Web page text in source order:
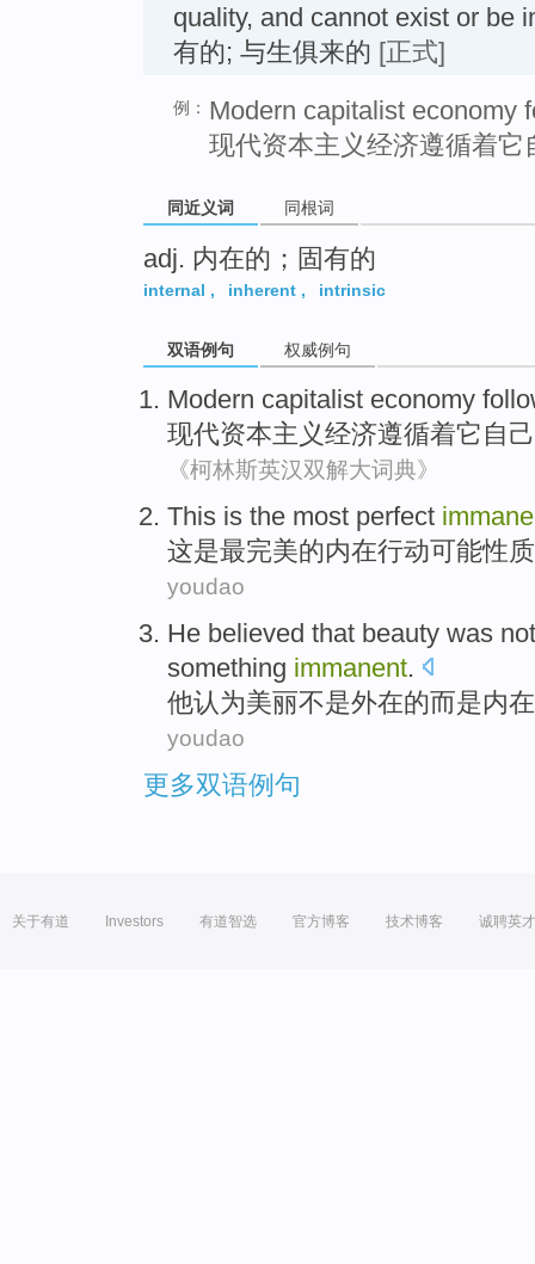
quality, and cannot exist or be
有的; 与生俱来的 [正式]
例： Modern capitalist economy
现代资本主义经济遵循着它
同近义词 同根词
adj. 内在的；固有的
internal , inherent , intrinsic
双语例句 权威例句
Modern capitalist economy
现代资本主义经济遵循着它 自
《柯林斯英汉双解大词典》
This is the most perfect
这是最完美的内在行动可能性质
youdao
He believed that beauty was not
something immanent.
他认为美丽不是外在的而是内在
youdao
更多双语例句
关于有道 Investors 有道智选 官方博客 技术博客 诚聘英才